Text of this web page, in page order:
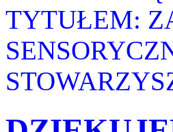
TYTUŁEM: